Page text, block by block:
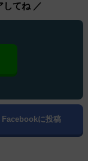
してね ／
Facebookに投稿